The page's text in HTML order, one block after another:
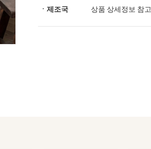
ㆍ제조국 상품 상세정보 참고